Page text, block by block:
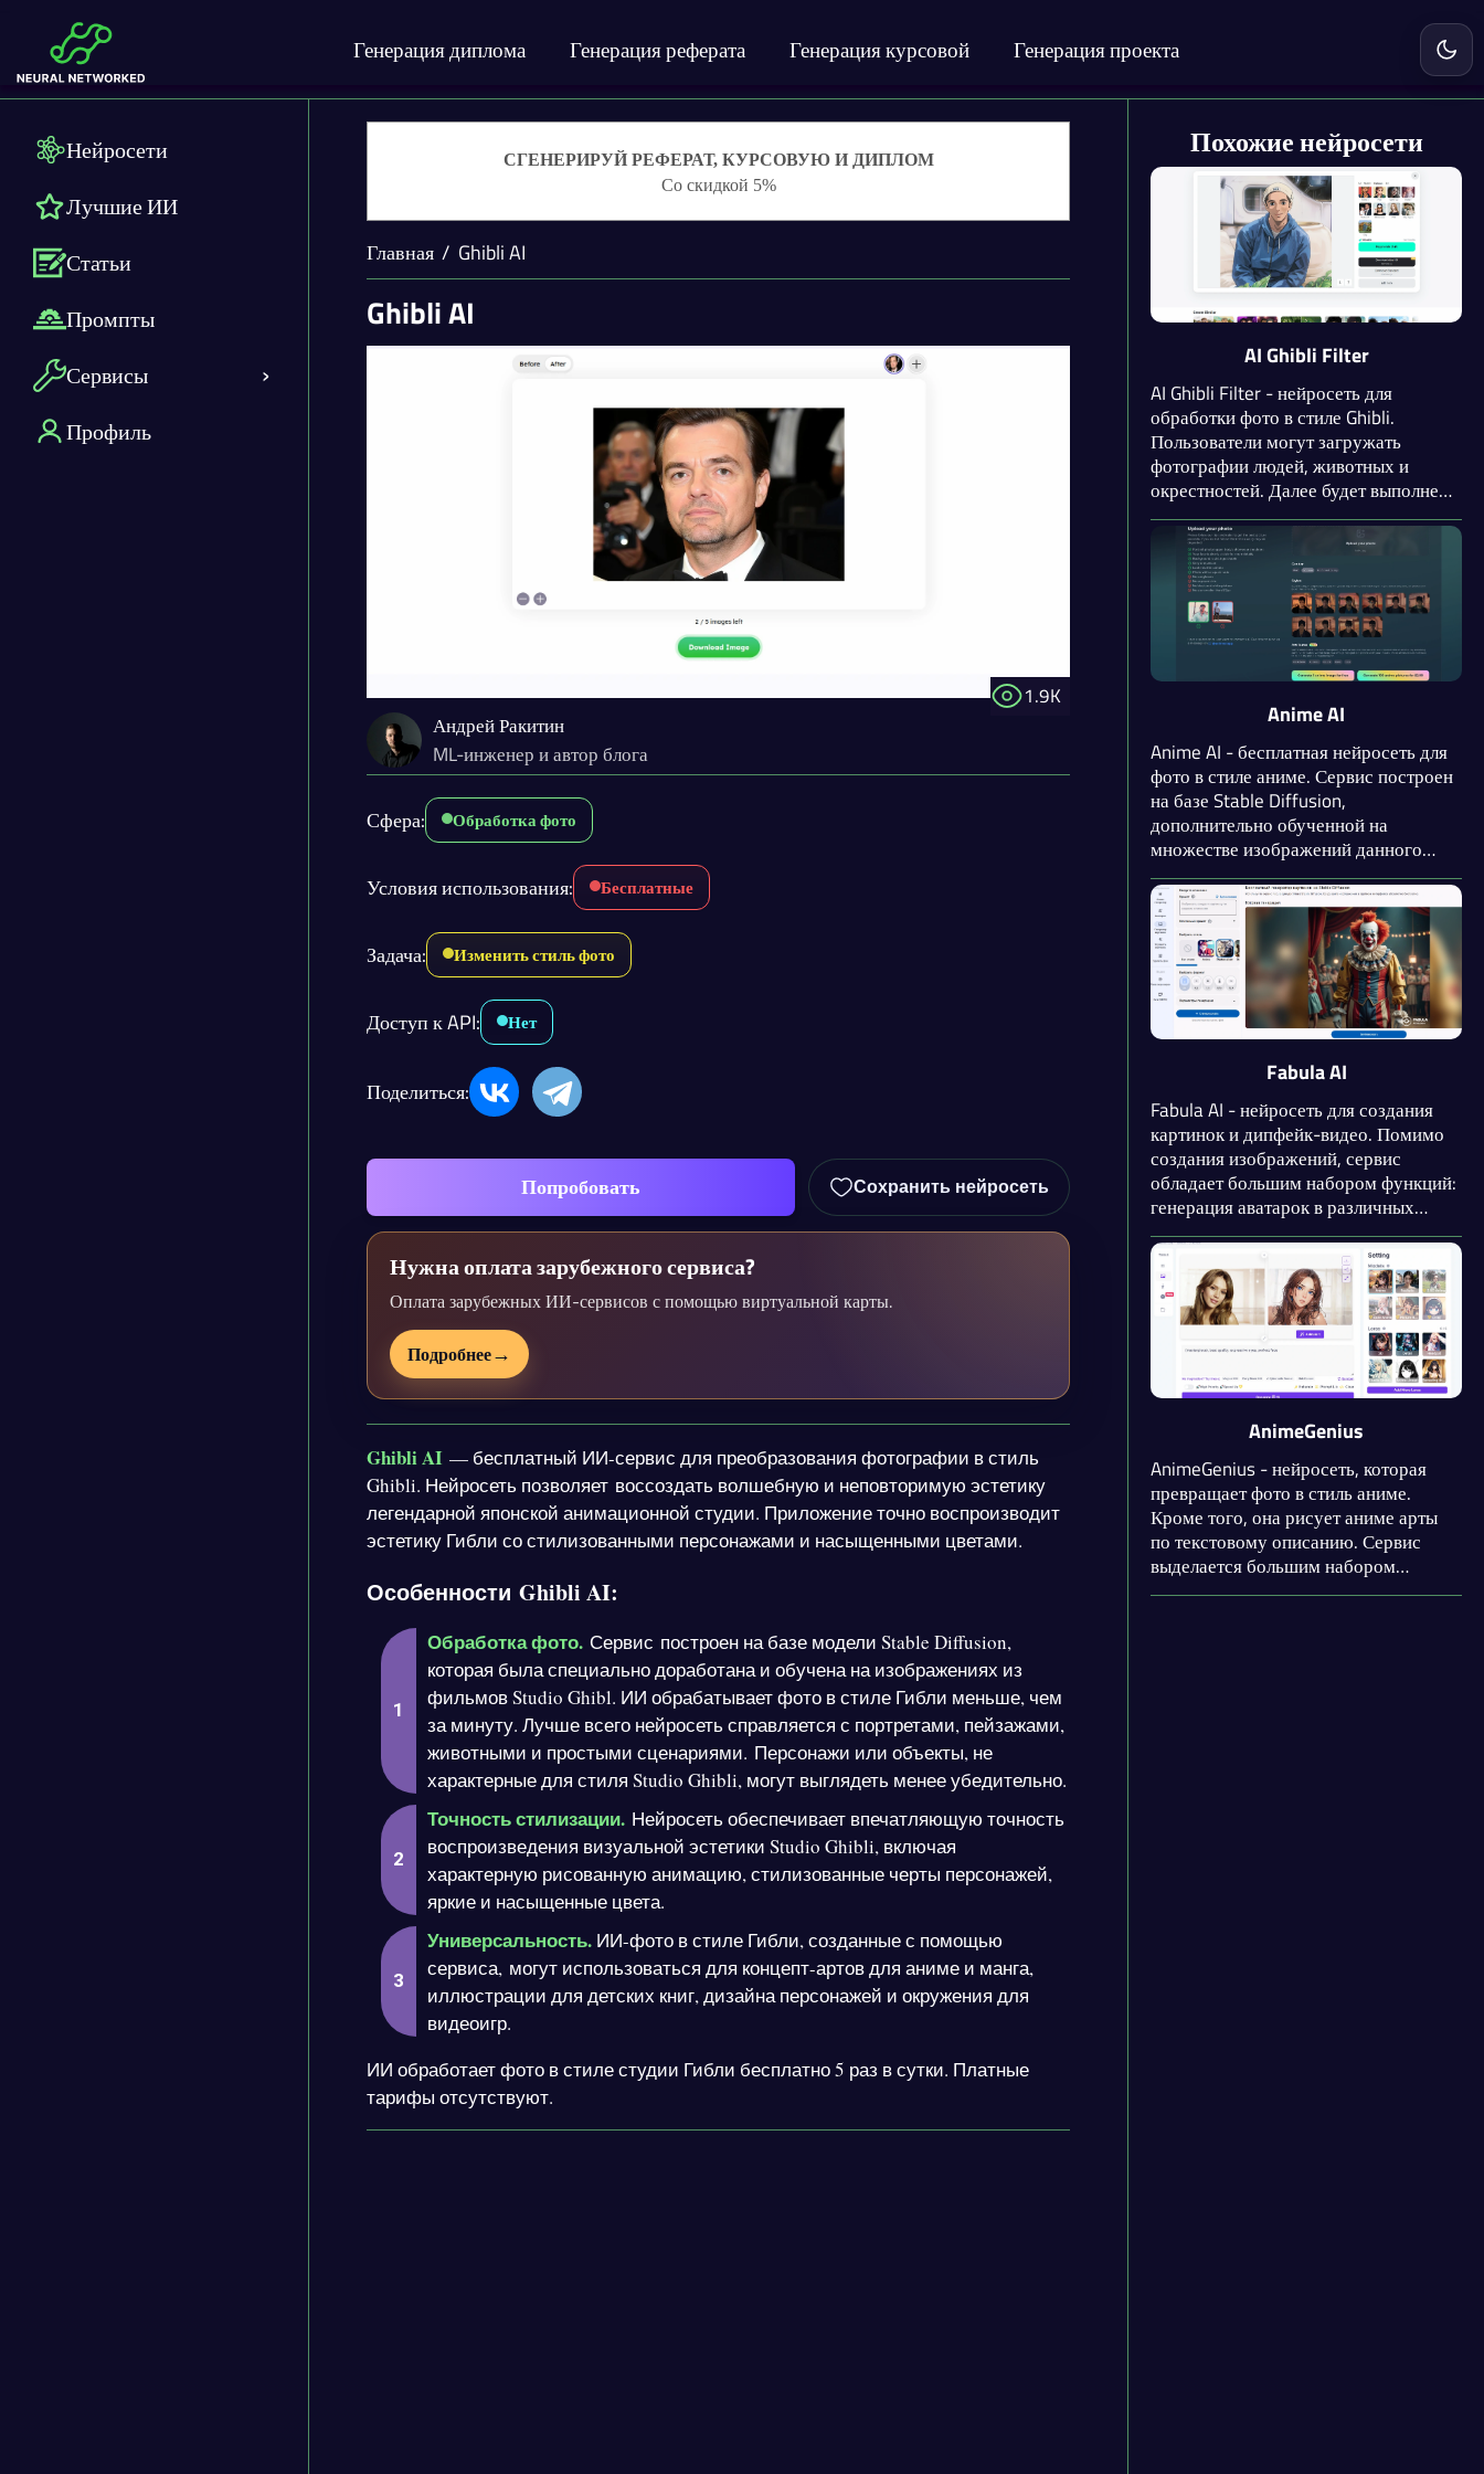
Генерация диплома Генерация реферата Генерация курсовой Генерация проекта
Нейросети
Лучшие ИИ
Статьи
Промпты
Сервисы
Профиль
СГЕНЕРИРУЙ РЕФЕРАТ, КУРСОВУЮ И ДИПЛОМ
Со скидкой 5%
Главная Ghibli AI
Ghibli AI
1.9K
Андрей Ракитин
ML-инженер и автор блога
Сфера: Обработка фото
Условия использования: Бесплатные
Задача: Изменить стиль фото
Доступ к API: Нет
Поделиться:
Попробовать Сохранить нейросеть
Нужна оплата зарубежного сервиса?
Оплата зарубежных ИИ-сервисов с помощью виртуальной карты.
Подробнее→
Ghibli AI— бесплатный ИИ-сервис для преобразования фотографии в стиль
Ghibli. Нейросеть позволяет воссоздать волшебную и неповторимую эстетику
легендарной японской анимационной студии. Приложение точно воспроизводит
эстетику Гибли со стилизованными персонажами и насыщенными цветами.
Особенности Ghibli AI:
Обработка фото. Сервис построен на базе модели Stable Diffusion,
которая была специально доработана и обучена на изображениях из
фильмов Studio Ghibl. ИИ обрабатывает фото в стиле Гибли меньше, чем
за минуту. Лучше всего нейросеть справляется с портретами, пейзажами,
животными и простыми сценариями. Персонажи или объекты, не
характерные для стиля Studio Ghibli, могут выглядеть менее убедительно.
Точность стилизации.Нейросеть обеспечивает впечатляющую точность
воспроизведения визуальной эстетики Studio Ghibli, включая
характерную рисованную анимацию, стилизованные черты персонажей,
яркие и насыщенные цвета.
Универсальность.ИИ-фото в стиле Гибли, созданные с помощью
сервиса, могут использоваться для концепт-артов для аниме и манга,
иллюстрации для детских книг, дизайна персонажей и окружения для
видеоигр.
ИИ обработает фото в стиле студии Гибли бесплатно 5 раз в сутки. Платные
тарифы отсутствуют.
Похожие нейросети
AI Ghibli Filter
AI Ghibli Filter - нейросеть для
обработки фото в стиле Ghibli.
Пользователи могут загружать
фотографии людей, животных и
окрестностей. Далее будет выполнена
комплексная обработка, включая
применение ИИ-фильтра Ghibli Studio.
Впечатляет высокая скорость
обработки фотографий и приемлемое
качество результата.
Anime AI
Anime AI - бесплатная нейросеть для
фото в стиле аниме. Сервис построен
на базе Stable Diffusion,
дополнительно обученной на
множестве изображений данного
жанра. Нейросеть подходит для
создания аватарок в стиле аниме. К
вашим услугам большое количество
стилей и возможность добавления
дополнительной атрибутики (очки,
шляпа и другие).
Fabula AI
Fabula AI - нейросеть для создания
картинок и дипфейк-видео. Помимо
создания изображений, сервис
обладает большим набором функций:
генерация аватарок в различных
стилях из вашего фото, обработка
фотографий в стиле аниме,
увеличение разрешения и качества
картинок и удаление фона. Fabula AI
поставляется в виде веб-сервиса и
мобильного приложения.
AnimeGenius
AnimeGenius - нейросеть, которая
превращает фото в стиль аниме.
Кроме того, она рисует аниме арты
по текстовому описанию. Сервис
выделается большим набором
параметров и удобной библиотекой